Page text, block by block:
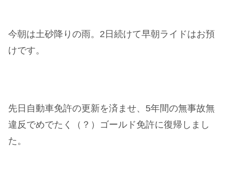
今朝は土砂降りの雨。2日続けて早朝ライドはお預
けです。
先日自動車免許の更新を済ませ、5年間の無事故無
違反でめでたく（？）ゴールド免許に復帰しまし
た。